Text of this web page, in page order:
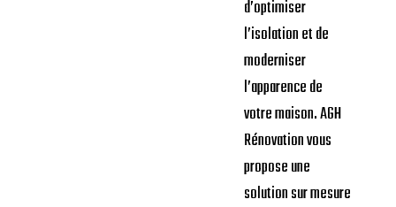
un confort
durable
À L’Aigle, un projet
de changement de
toiture est
l’occasion
d’optimiser